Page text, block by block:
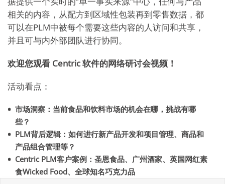
相关的内容，从配方到区域性包装再到零售数据，都
可以在PLM中被每个需要这些内容的人访问和共享，
并且可与内外部团队进行协同。
欢迎您观看 Centric 软件的网络研讨会视频！
活动看点：
市场洞察：当前食品和饮料市场的机会在哪，挑战有哪
些？
PLM背后逻辑：如何进行新产品开发和项目管理、商品和
产品组合管理等？
Centric PLM客户案例：圣恩食品、广州酒家、英国网红素
食Wicked Food、全球知名巧克力品